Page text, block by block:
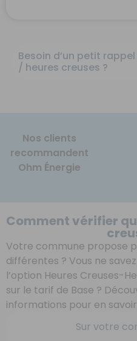
Besoin d’un petit
/ heures creuses ?
Nos clients
recommandent
Ohm Énergie
Comment vérifier
Votre commune propose
différentes ? Vous ne
l’option Heures Creuses-
sur le tarif de Base ?
informations pour en
Sur votre